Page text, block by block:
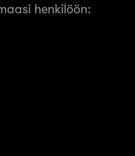
henkilöön: